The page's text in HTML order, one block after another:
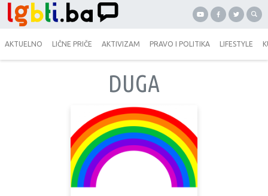
AKTUELNO LIČNE PRIČE AKTIVIZAM PRAVO I POLITIKA LIFESTYLE
DUGA